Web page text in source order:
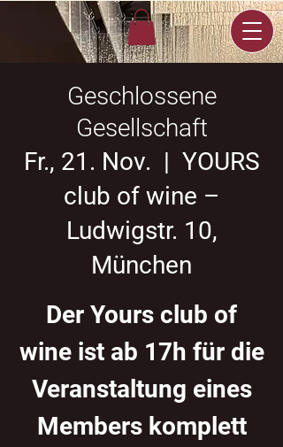
Geschlossene
Gesellschaft
Fr., 21. Nov.
  |
YOURS
club of wine –
Ludwigstr. 10,
München
Der Yours club of
wine ist ab 17h für die
Veranstaltung eines
Members komplett